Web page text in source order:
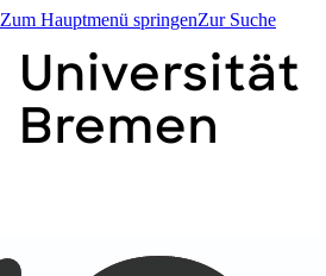
Zum Hauptmenü springenZur Suche